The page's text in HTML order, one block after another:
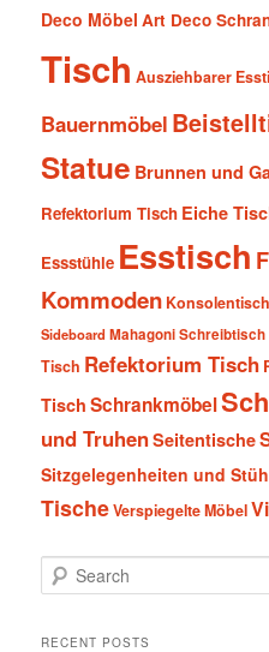
Deco Möbel Art Deco
Tisch Ausziehbarer
Bauernmöbel
Statue Brunnen und
Refektorium Tisch Eiche
Essstühle Esstisch
Kommoden Konsolentisch
SideboardMahagoni Schreibtisch
Tisch Refektorium Tisch
Tisch Schrankmöbel
und TruhenSeitentische
Sitzgelegenheiten und
TischeVerspiegelte Möbel
e
rRECENT POSTS